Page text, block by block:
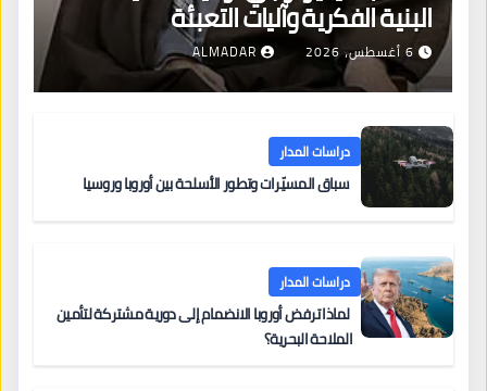
البنية الفكرية وآليات التعبئة
6 أغسطس، 2026 ALMADAR
دراسات المدار
سباق المسيّرات وتطور الأسلحة بين أوروبا وروسيا
دراسات المدار
لماذا ترفض أوروبا الانضمام إلى دورية مشتركة لتأمين
الملاحة البحرية؟